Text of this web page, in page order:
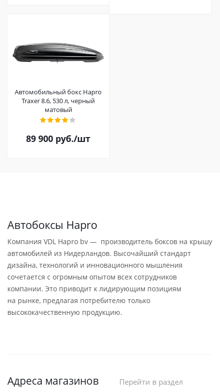
Автомобильный бокс Hapro
Traxer 8.6, 530 л, черный
матовый
89 900 руб./шт
Автобоксы Hapro
Компания VDL Hapro bv — производитель боксов на крышу
автомобилей из Нидерландов. Высочайший стандарт
дизайна, технологий и инновационного мышления
сочетается с огромным опытом всех сотрудников
компании. Это приводит к лидирующим позициям
на рынке, предлагая потребителю только
высококачественную продукцию.
Адреса магазинов Перейти в раздел